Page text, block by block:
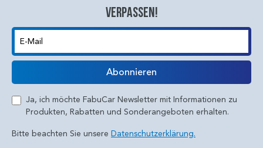
verpassen!
E-Mail
Abonnieren
Ja, ich möchte FabuCar Newsletter mit Informationen zu
Produkten, Rabatten und Sonderangeboten erhalten.
Bitte beachten Sie unsere Datenschutzerklärung.